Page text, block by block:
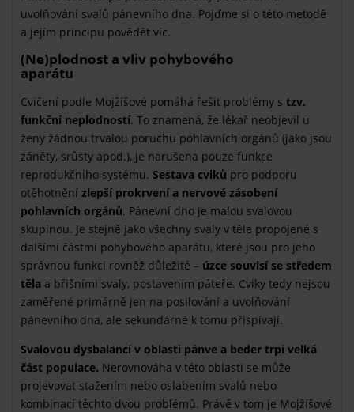
uvolňování svalů pánevního dna. Pojďme si o této metodě
a jejím principu povědět víc.
(Ne)plodnost a vliv pohybového
aparátu
Cvičení podle Mojžíšové pomáhá řešit problémy s tzv.
funkční neplodností. To znamená, že lékař neobjevil u
ženy žádnou trvalou poruchu pohlavních orgánů (jako jsou
záněty, srůsty apod.), je narušena pouze funkce
reprodukčního systému. Sestava cviků pro podporu
otěhotnění zlepší prokrvení a nervové zásobení
pohlavních orgánů. Pánevní dno je malou svalovou
skupinou. Je stejně jako všechny svaly v těle propojené s
dalšími částmi pohybového aparátu, které jsou pro jeho
správnou funkci rovněž důležité – úzce souvisí se středem
těla a břišními svaly, postavením páteře. Cviky tedy nejsou
zaměřené primárně jen na posilování a uvolňování
pánevního dna, ale sekundárně k tomu přispívají.
Svalovou dysbalancí v oblasti pánve a beder trpí velká
část populace. Nerovnováha v této oblasti se může
projevovat stažením nebo oslabením svalů nebo
kombinací těchto dvou problémů. Právě v tom je Mojžíšové